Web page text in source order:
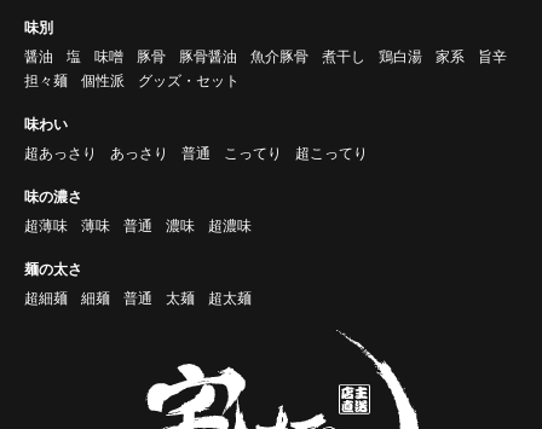
味別
醤油
塩 味噌 豚骨 豚骨醤油 魚介豚骨 煮干し 鶏白湯 家系
旨辛
担々麺
個性派 グッズ・セット
味わい
超あっさり
あっさり 普通 こってり 超こってり
味の濃さ
超薄味
薄味 普通 濃味 超濃味
麺の太さ
超細麺
細麺 普通 太麺 超太麺